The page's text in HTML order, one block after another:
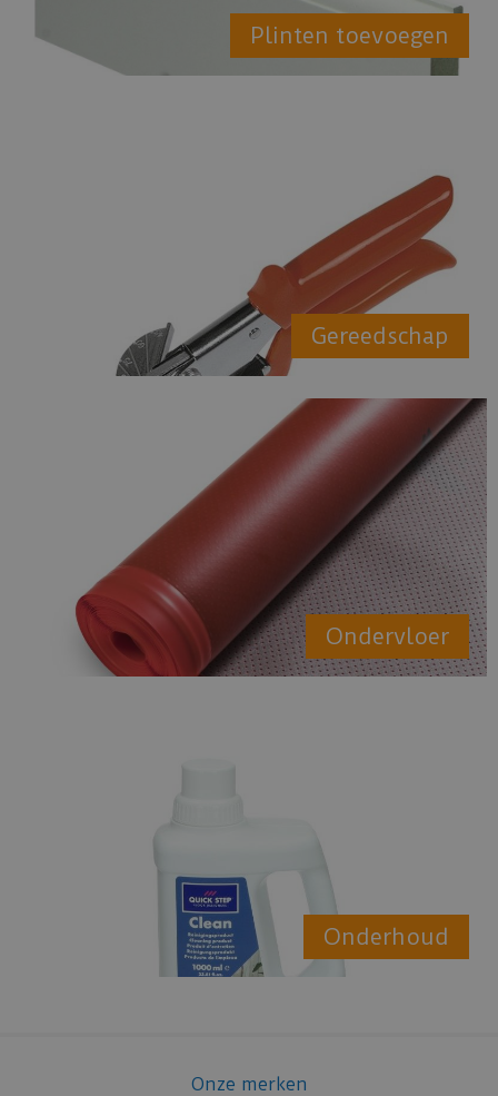
Plinten toevoegen
Gereedschap
Ondervloer
Onderhoud
Onze merken